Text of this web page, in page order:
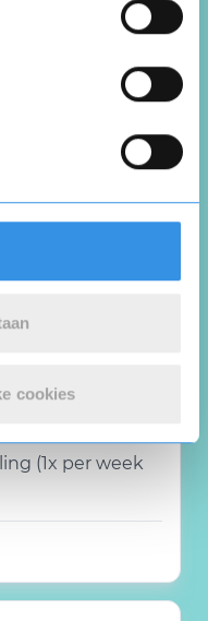
cookies
kunnen
(1x per week